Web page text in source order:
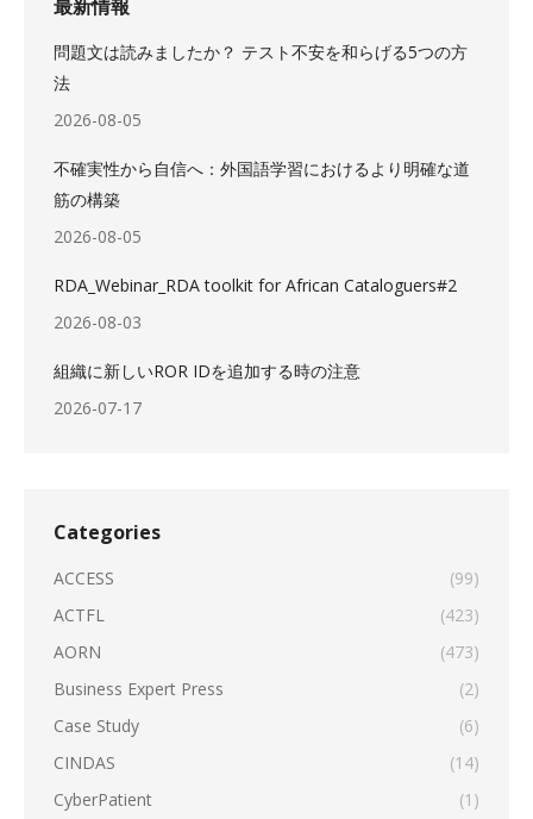
最新情報
問題文は読みましたか？ テスト不安を和らげる5つの方
法
2026-08-05
不確実性から自信へ：外国語学習におけるより明確な道
筋の構築
2026-08-05
RDA_Webinar_RDA toolkit for African Cataloguers#2
2026-08-03
組織に新しいROR IDを追加する時の注意
2026-07-17
Categories
ACCESS
(99)
ACTFL
(423)
AORN
(473)
Business Expert Press
(2)
Case Study
(6)
CINDAS
(14)
CyberPatient
(1)